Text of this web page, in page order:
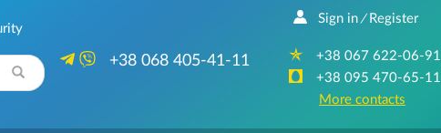
+38 068 405-41-11
Sign in / Register
+38 067 622-06-91
+38 095 470-65-11
More contacts